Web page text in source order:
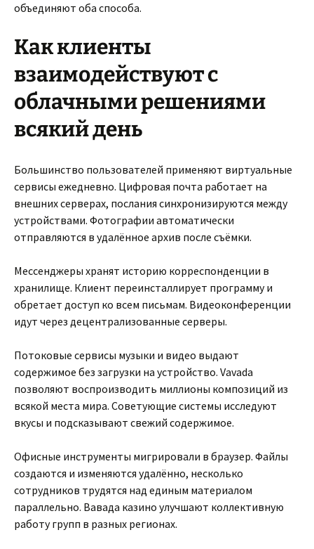
объединяют оба способа.
Как клиенты
взаимодействуют с
облачными решениями
всякий день
Большинство пользователей применяют виртуальные
сервисы ежедневно. Цифровая почта работает на
внешних серверах, послания синхронизируются между
устройствами. Фотографии автоматически
отправляются в удалённое архив после съёмки.
Мессенджеры хранят историю корреспонденции в
хранилище. Клиент переинсталлирует программу и
обретает доступ ко всем письмам. Видеоконференции
идут через децентрализованные серверы.
Потоковые сервисы музыки и видео выдают
содержимое без загрузки на устройство. Vavada
позволяют воспроизводить миллионы композиций из
всякой места мира. Советующие системы исследуют
вкусы и подсказывают свежий содержимое.
Офисные инструменты мигрировали в браузер. Файлы
создаются и изменяются удалённо, несколько
сотрудников трудятся над единым материалом
параллельно. Вавада казино улучшают коллективную
работу групп в разных регионах.